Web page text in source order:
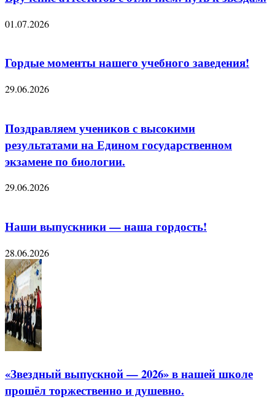
01.07.2026
Гордые моменты нашего учебного заведения!
29.06.2026
Поздравляем учеников с высокими
результатами на Едином государственном
экзамене по биологии.
29.06.2026
Наши выпускники — наша гордость!
28.06.2026
«Звездный выпускной — 2026» в нашей школе
прошёл торжественно и душевно.